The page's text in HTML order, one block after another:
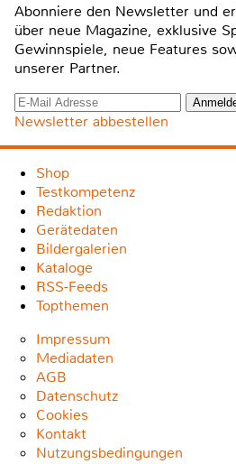
Abonniere den Newsletter und
über neue Magazine, exklusive
Gewinnspiele, neue Features
unserer Partner.
Newsletter abbestellen
Shop
Testkompetenz
Redaktion
Gerätedaten
Bildergalerien
Kataloge
RSS-Feeds
Topthemen
Impressum
Mediadaten
AGB
Datenschutz
Cookies
Kontakt
Nutzungsbedingungen